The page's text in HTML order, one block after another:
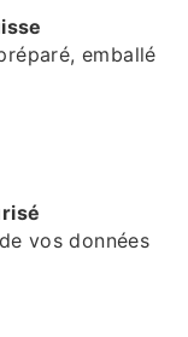
emballé
vos données